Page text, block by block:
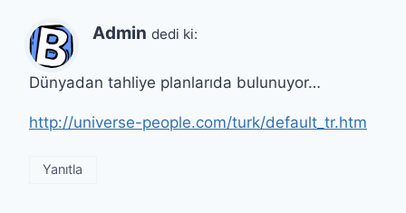
Admin dedi ki:
Dünyadan tahliye planlarıda bulunuyor…
http://universe-people.com/turk/default_tr.htm
Yanıtla